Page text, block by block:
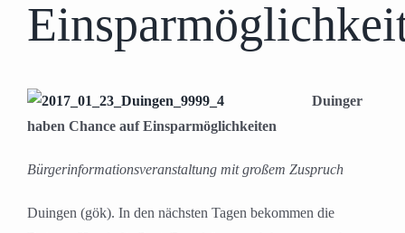
Duinger
haben Chance auf Einsparmöglichkeiten
Bürgerinformationsveranstaltung mit großem Zuspruch
Duingen (gök). In den nächsten Tagen bekommen die